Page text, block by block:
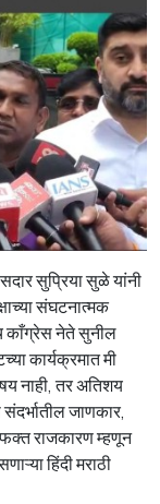
सुप्रिया सुळे यांनी
संघटनात्मक
काँग्रेस नेते सुनील
कार्यक्रमात मी
नाही, तर अतिशय
जाणकार,
राजकारण म्हणून
हिंदी मराठी